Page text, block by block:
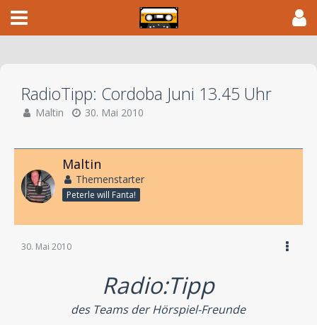
RadioTipp: Cordoba Juni 13.45 Uhr
Maltin 30. Mai 2010
Maltin
Themenstarter
Peterle will Fanta!
30. Mai 2010
Radio:Tipp
des Teams der Hörspiel-Freunde